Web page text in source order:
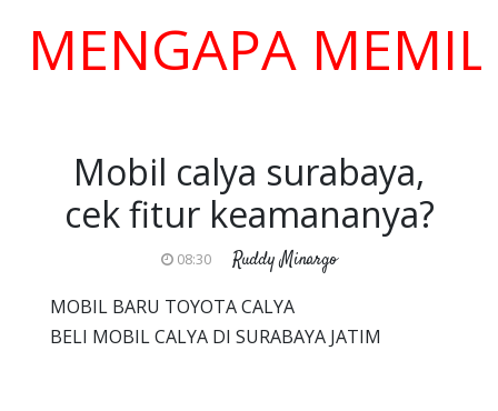
MEMILIH
Mobil calya surabaya,
cek fitur keamananya?
08:30 Ruddy Minargo
MOBIL BARU TOYOTA CALYA
BELI MOBIL CALYA DI SURABAYA JATIM